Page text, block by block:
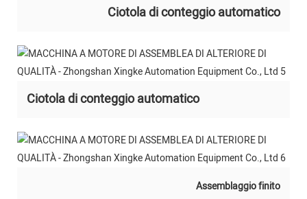
Ciotola di conteggio automatico
Ciotola di conteggio automatico
Assemblaggio finito